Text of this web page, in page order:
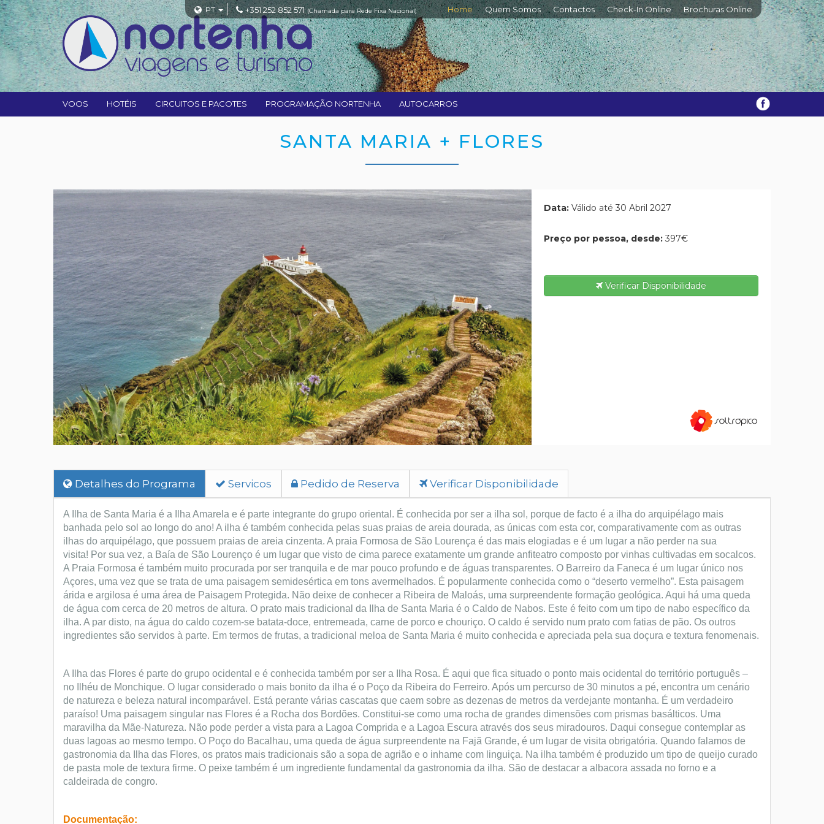
PT +351 252 852 571 (Chamada para Rede Fixa Nacional) Home Quem Somos Contactos Check-In Online Brochuras Online
VOOS HOTÉIS CIRCUITOS E PACOTES PROGRAMAÇÃO NORTENHA AUTOCARROS
SANTA MARIA + FLORES
Data: Válido até 30 Abril 2027
Preço por pessoa, desde: 397€
Verificar Disponibilidade
Detalhes do Programa Servicos Pedido de Reserva Verificar Disponibilidade
A Ilha de Santa Maria é a Ilha Amarela e é parte integrante do grupo oriental. É conhecida por ser a ilha sol, porque de facto é a ilha do arquipélago mais
banhada pelo sol ao longo do ano! A ilha é também conhecida pelas suas praias de areia dourada, as únicas com esta cor, comparativamente com as outras
ilhas do arquipélago, que possuem praias de areia cinzenta. A praia Formosa de São Lourença é das mais elogiadas e é um lugar a não perder na sua
visita! Por sua vez, a Baía de São Lourenço é um lugar que visto de cima parece exatamente um grande anfiteatro composto por vinhas cultivadas em socalcos.
A Praia Formosa é também muito procurada por ser tranquila e de mar pouco profundo e de águas transparentes. O Barreiro da Faneca é um lugar único nos
Açores, uma vez que se trata de uma paisagem semidesértica em tons avermelhados. É popularmente conhecida como o “deserto vermelho”. Esta paisagem
árida e argilosa é uma área de Paisagem Protegida. Não deixe de conhecer a Ribeira de Maloás, uma surpreendente formação geológica. Aqui há uma queda
de água com cerca de 20 metros de altura. O prato mais tradicional da Ilha de Santa Maria é o Caldo de Nabos. Este é feito com um tipo de nabo específico da
ilha. A par disto, na água do caldo cozem-se batata-doce, entremeada, carne de porco e chouriço. O caldo é servido num prato com fatias de pão. Os outros
ingredientes são servidos à parte. Em termos de frutas, a tradicional meloa de Santa Maria é muito conhecida e apreciada pela sua doçura e textura fenomenais.
A Ilha das Flores é parte do grupo ocidental e é conhecida também por ser a Ilha Rosa. É aqui que fica situado o ponto mais ocidental do território português –
no Ilhéu de Monchique. O lugar considerado o mais bonito da ilha é o Poço da Ribeira do Ferreiro. Após um percurso de 30 minutos a pé, encontra um cenário
de natureza e beleza natural incomparável. Está perante várias cascatas que caem sobre as dezenas de metros da verdejante montanha. É um verdadeiro
paraíso! Uma paisagem singular nas Flores é a Rocha dos Bordões. Constitui-se como uma rocha de grandes dimensões com prismas basálticos. Uma
maravilha da Mãe-Natureza. Não pode perder a vista para a Lagoa Comprida e a Lagoa Escura através dos seus miradouros. Daqui consegue contemplar as
duas lagoas ao mesmo tempo. O Poço do Bacalhau, uma queda de água surpreendente na Fajã Grande, é um lugar de visita obrigatória. Quando falamos de
gastronomia da Ilha das Flores, os pratos mais tradicionais são a sopa de agrião e o inhame com linguiça. Na ilha também é produzido um tipo de queijo curado
de pasta mole de textura firme. O peixe também é um ingrediente fundamental da gastronomia da ilha. São de destacar a albacora assada no forno e a
caldeirada de congro.
Documentação: